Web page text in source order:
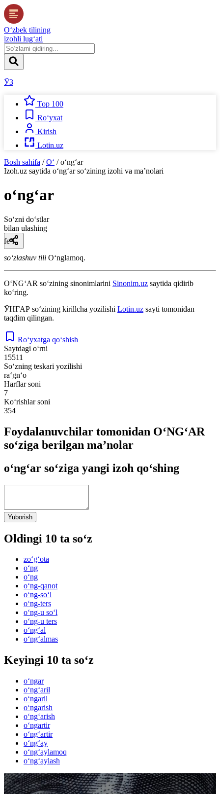
O‘zbek tilining
izohli lug‘ati
ЎЗ
Top 100
Ro‘yxat
Kirish
Lotin.uz
Bosh sahifa / O‘ / o‘ng‘ar
Izoh.uz saytida o‘ng‘arso‘zining izohi va ma’nolari
o‘ng‘ar
So‘zni do‘stlar
bilan ulashing
fe’l
so‘zlashuv tili Oʻnglamoq.
O‘NG‘AR so‘zining sinonimlarini Sinonim.uz saytida qidirib
ko‘ring.
ЎНҒАР so‘zining kirillcha yozilishi Lotin.uz sayti tomonidan
taqdim qilingan.
Ro‘yxatga qo‘shish
Saytdagi o‘rni
15511
So‘zning teskari yozilishi
ra‘gn‘o
Harflar soni
7
Ko‘rishlar soni
354
Foydalanuvchilar tomonidan O‘NG‘AR
so‘ziga berilgan ma’nolar
o‘ng‘ar so‘ziga yangi izoh qo‘shing
Yuborish
Oldingi 10 ta so‘z
zo‘g‘ota
o‘ng
o‘ng
o‘ng-qanot
o‘ng-so‘l
o‘ng-ters
o‘ng-u so‘l
o‘ng-u ters
o‘ng‘al
o‘ng‘almas
Keyingi 10 ta so‘z
o‘ngar
o‘ng‘aril
o‘ngaril
o‘ngarish
o‘ng‘arish
o‘ngartir
o‘ng‘artir
o‘ng‘ay
o‘ng‘aylamoq
o‘ng‘aylash